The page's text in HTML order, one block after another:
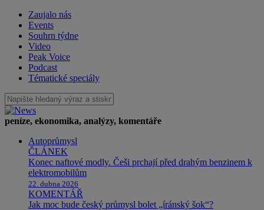
Zaujalo nás
Events
Souhrn týdne
Video
Peak Voice
Podcast
Tématické speciály
peníze, ekonomika, analýzy, komentáře
Autoprůmysl
ČLÁNEK
Konec naftové modly. Češi prchají před drahým benzinem k
elektromobilům
22. dubna 2026
KOMENTÁŘ
Jak moc bude český průmysl bolet „íránský šok“?